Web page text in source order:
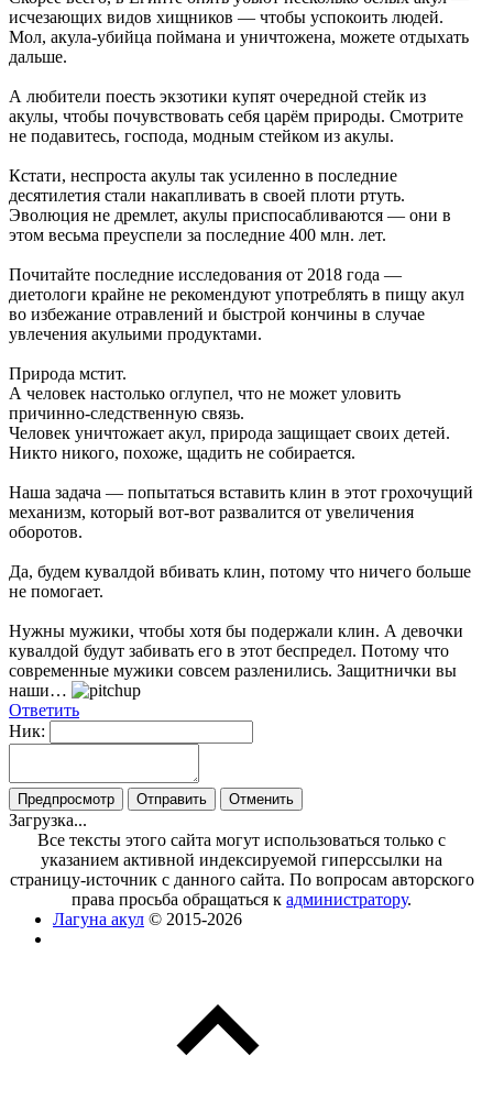
исчезающих видов хищников — чтобы успокоить людей.
Мол, акула-убийца поймана и уничтожена, можете отдыхать
дальше.
А любители поесть экзотики купят очередной стейк из
акулы, чтобы почувствовать себя царём природы. Смотрите
не подавитесь, господа, модным стейком из акулы.
Кстати, неспроста акулы так усиленно в последние
десятилетия стали накапливать в своей плоти ртуть.
Эволюция не дремлет, акулы приспосабливаются — они в
этом весьма преуспели за последние 400 млн. лет.
Почитайте последние исследования от 2018 года —
диетологи крайне не рекомендуют употреблять в пищу акул
во избежание отравлений и быстрой кончины в случае
увлечения акульими продуктами.
Природа мстит.
А человек настолько оглупел, что не может уловить
причинно-следственную связь.
Человек уничтожает акул, природа защищает своих детей.
Никто никого, похоже, щадить не собирается.
Наша задача — попытаться вставить клин в этот грохочущий
механизм, который вот-вот развалится от увеличения
оборотов.
Да, будем кувалдой вбивать клин, потому что ничего больше
не помогает.
Нужны мужики, чтобы хотя бы подержали клин. А девочки
кувалдой будут забивать его в этот беспредел. Потому что
современные мужики совсем разленились. Защитнички вы
наши…
Ответить
Ник:
Загрузка...
Все тексты этого сайта могут использоваться только с
указанием активной индексируемой гиперссылки на
страницу-источник с данного сайта. По вопросам авторского
права просьба обращаться кадминистратору.
Лагуна акул © 2015-2026